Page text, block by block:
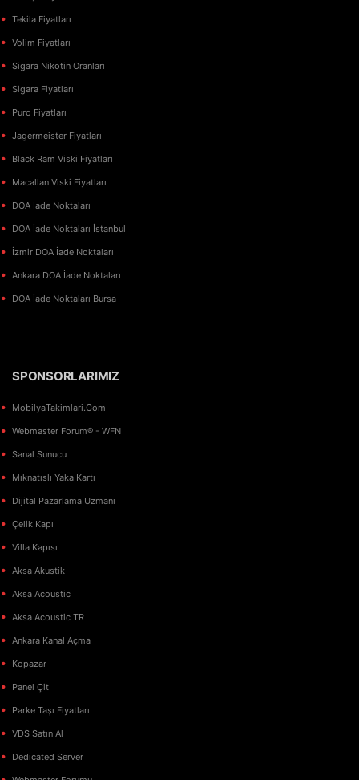
Tekila Fiyatları
Volim Fiyatları
Sigara Nikotin Oranları
Sigara Fiyatları
Puro Fiyatları
Jagermeister Fiyatları
Black Ram Viski Fiyatları
Macallan Viski Fiyatları
DOA İade Noktaları
DOA İade Noktaları İstanbul
İzmir DOA İade Noktaları
Ankara DOA İade Noktaları
DOA İade Noktaları Bursa
SPONSORLARIMIZ
MobilyaTakimlari.Com
Webmaster Forum® - WFN
Sanal Sunucu
Mıknatıslı Yaka Kartı
Dijital Pazarlama Uzmanı
Çelik Kapı
Villa Kapısı
Aksa Akustik
Aksa Acoustic
Aksa Acoustic TR
Ankara Kanal Açma
Kopazar
Panel Çit
Parke Taşı Fiyatları
VDS Satın Al
Dedicated Server